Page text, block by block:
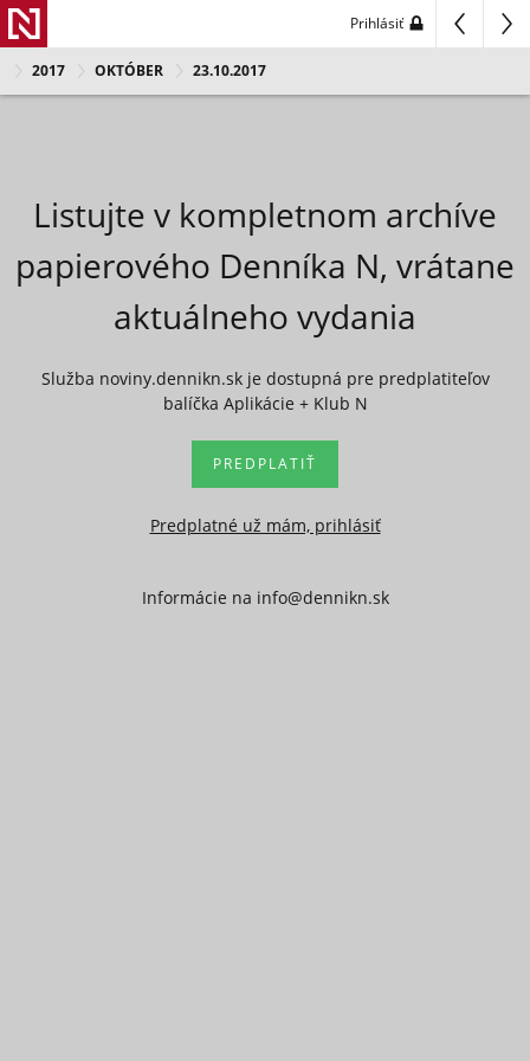
Prihlásiť
2017 OKTÓBER 23.10.2017
Listujte v kompletnom archíve
papierového Denníka N, vrátane
aktuálneho vydania
Služba noviny.dennikn.sk je dostupná pre predplatiteľov
balíčka Aplikácie + Klub N
PREDPLATIŤ
Predplatné už mám, prihlásiť
Informácie na info@dennikn.sk